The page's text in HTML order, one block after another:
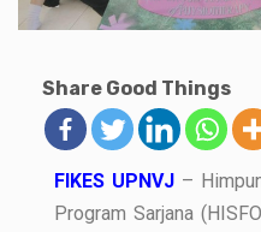
Share Good Things
FIKES UPNVJ –
Program Sarjana